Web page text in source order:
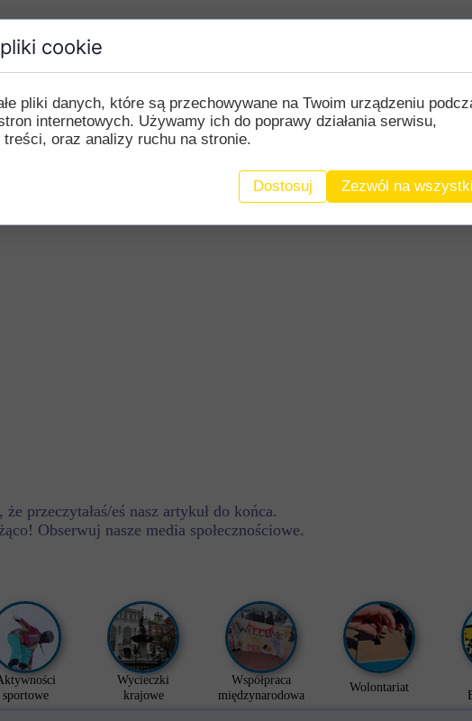
przeczytałaś/eś nasz artykuł do końca.
Obserwuj nasze media społecznościowe.
sportowe
Wycieczki
krajowe
Współpraca
międzynarodowa
Wolontariat
cookie
pliki danych, które są przechowywane na Twoim urządzeniu
internetowych. Używamy ich do poprawy działania serwisu,
treści, oraz analizy ruchu na stronie.
Dostosuj Zezwól na